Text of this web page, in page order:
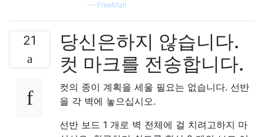
— FreeMan
21
당신은하지 않습니다.
컷 마크를 전송합니다.
컷의 종이 계획을 세울 필요는 없습니다. 선반
을 각 벽에 놓으십시오.
선반 보드 1 개로 벽 전체에 걸 치려고하지 마